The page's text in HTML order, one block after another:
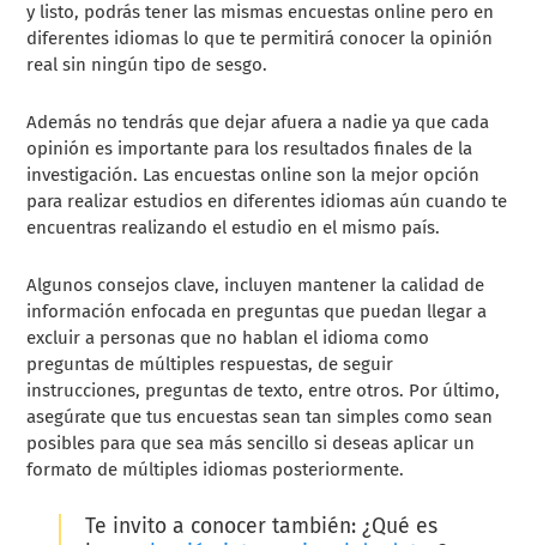
y listo, podrás tener las mismas encuestas online pero en
diferentes idiomas lo que te permitirá conocer la opinión
real sin ningún tipo de sesgo.
Además no tendrás que dejar afuera a nadie ya que cada
opinión es importante para los resultados finales de la
investigación. Las encuestas online son la mejor opción
para realizar estudios en diferentes idiomas aún cuando te
encuentras realizando el estudio en el mismo país.
Algunos consejos clave, incluyen mantener la calidad de
información enfocada en preguntas que puedan llegar a
excluir a personas que no hablan el idioma como
preguntas de múltiples respuestas, de seguir
instrucciones, preguntas de texto, entre otros. Por último,
asegúrate que tus encuestas sean tan simples como sean
posibles para que sea más sencillo si deseas aplicar un
formato de múltiples idiomas posteriormente.
Te invito a conocer también: ¿Qué es